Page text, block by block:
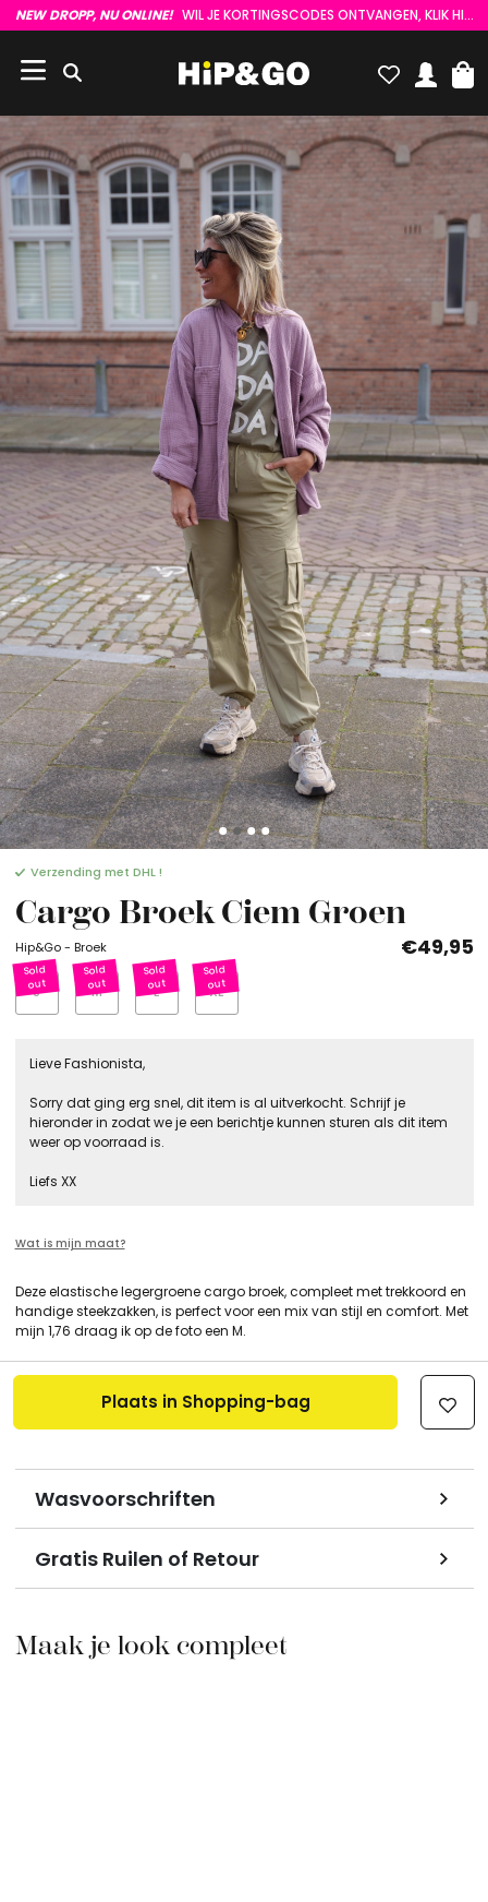
NEW DROPP, NU ONLINE! WIL JE KORTINGSCODES ONTVANGEN, KLIK HIER :)
Verzending met DHL !
Cargo Broek Ciem Groen
Hip&Go - Broek €49,95
S M L XL
Lieve Fashionista,
Sorry dat ging erg snel, dit item is al uitverkocht. Schrijf je
hieronder in zodat we je een berichtje kunnen sturen als dit item
weer op voorraad is.
Liefs XX
Wat is mijn maat?
Deze elastische legergroene cargo broek, compleet met trekkoord en
handige steekzakken, is perfect voor een mix van stijl en comfort. Met
mijn 1,76 draag ik op de foto een M.
Wasvoorschriften
Gratis Ruilen of Retour
Plaats in Shopping-bag
Maak je look compleet